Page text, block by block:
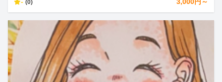
(0)